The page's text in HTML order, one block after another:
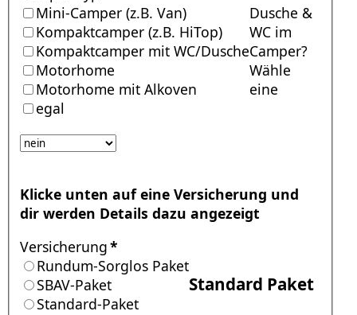
Mini-Camper (z.B. Van)
Kompaktcamper (z.B. HiTop)
Kompaktcamper mit WC/Dusche
Motorhome
Motorhome mit Alkoven
egal
Dusche &
WC im
Camper?
Klicke unten auf eine Versicherung und
dir werden Details dazu angezeigt
Wähle
eine
Versicherung*
Rundum-Sorglos Paket
SBAV-Paket
Standard-Paket
Standard Paket